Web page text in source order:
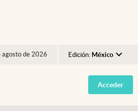
agosto de 2026 Edición: México
Argentina
España
Acceder